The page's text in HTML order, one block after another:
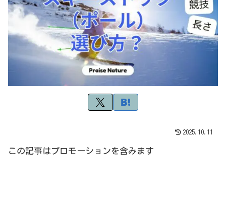
2025.10.11
この記事はプロモーションを含みます